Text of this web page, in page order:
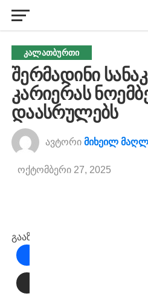
ᲙᲐᲚᲐᲗᲑᲣᲠᲗᲘ
შერმადინი
კარიერას
დაასრულებს
ავტორი მიხეილ
ოქტომბერი 27, 2025
გააზიარეთ